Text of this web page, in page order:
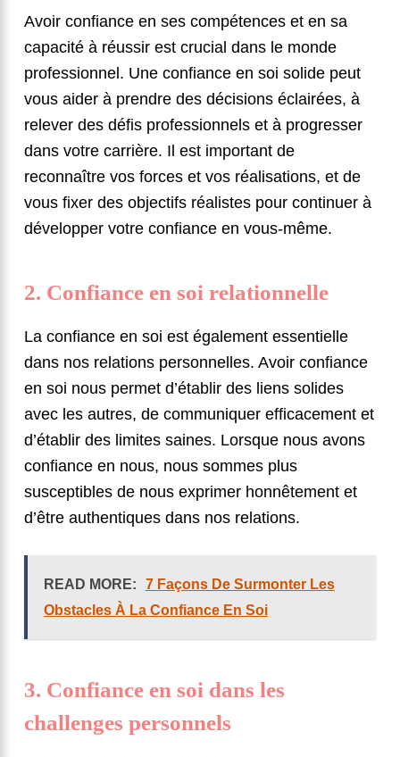
Avoir confiance en ses compétences et en sa
capacité à réussir est crucial dans le monde
professionnel. Une confiance en soi solide peut
vous aider à prendre des décisions éclairées, à
relever des défis professionnels et à progresser
dans votre carrière. Il est important de
reconnaître vos forces et vos réalisations, et de
vous fixer des objectifs réalistes pour continuer à
développer votre confiance en vous-même.
2. Confiance en soi relationnelle
La confiance en soi est également essentielle
dans nos relations personnelles. Avoir confiance
en soi nous permet d’établir des liens solides
avec les autres, de communiquer efficacement et
d’établir des limites saines. Lorsque nous avons
confiance en nous, nous sommes plus
susceptibles de nous exprimer honnêtement et
d’être authentiques dans nos relations.
READ MORE:
7 Façons De Surmonter Les
Obstacles À La Confiance En Soi
3. Confiance en soi dans les
challenges personnels